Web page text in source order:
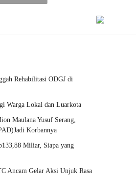
Rehabilitasi ODGJ di
Warga Lokal dan Luarkota
Maulana Yusuf Serang,
Korbannya
Miliar, Siapa yang
Ancam Gelar Aksi Unjuk Rasa